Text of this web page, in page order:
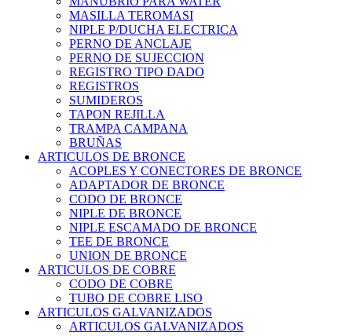
MASILLA TEROMASI
NIPLE P/DUCHA ELECTRICA
PERNO DE ANCLAJE
PERNO DE SUJECCION
REGISTRO TIPO DADO
REGISTROS
SUMIDEROS
TAPON REJILLA
TRAMPA CAMPANA
BRUÑAS
ARTICULOS DE BRONCE
ACOPLES Y CONECTORES DE BRONCE
ADAPTADOR DE BRONCE
CODO DE BRONCE
NIPLE DE BRONCE
NIPLE ESCAMADO DE BRONCE
TEE DE BRONCE
UNION DE BRONCE
ARTICULOS DE COBRE
CODO DE COBRE
TUBO DE COBRE LISO
ARTICULOS GALVANIZADOS
ARTICULOS GALVANIZADOS